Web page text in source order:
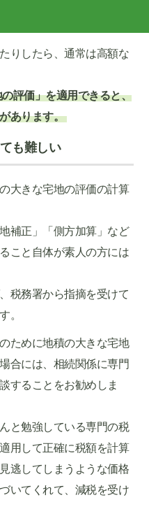
りしたら、通常は高額な
評価」を適用できると、
あります。
も難しい
大きな宅地の評価の計算
補正」「側方加算」など
こと自体が素人の方には
税務署から指摘を受けて
。
ために地積の大きな宅地
合には、相続関係に専門
することをお勧めしま
と勉強している専門の税
用して正確に税額を計算
逃してしまうような価格
いてくれて、減税を受け